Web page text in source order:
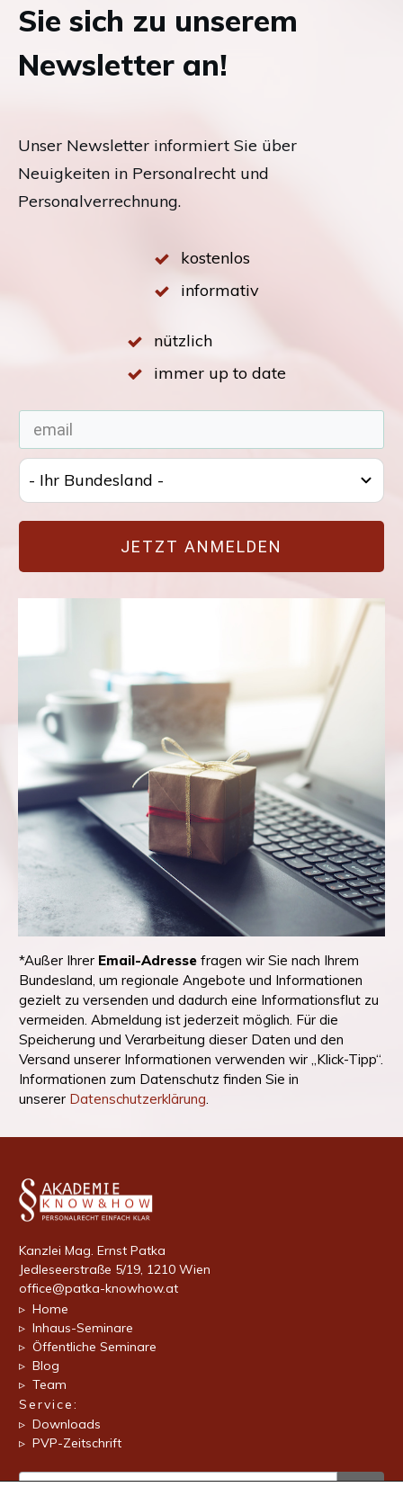
Sie sich zu unserem
Newsletter an!
Unser Newsletter informiert Sie über
Neuigkeiten in Personalrecht und
Personalverrechnung.
kostenlos
informativ
nützlich
immer up to date
- Ihr Bundesland -
JETZT ANMELDEN
*Außer Ihrer Email-Adresse fragen wir Sie nach Ihrem
Bundesland, um regionale Angebote und Informationen
gezielt zu versenden und dadurch eine Informationsflut zu
vermeiden. Abmeldung ist jederzeit möglich. Für die
Speicherung und Verarbeitung dieser Daten und den
Versand unserer Informationen verwenden wir „Klick-Tipp“.
Informationen zum Datenschutz finden Sie in
unserer Datenschutzerklärung
Kanzlei Mag. Ernst Patka
Jedleseerstraße 5/19, 1210 Wien
office@patka-knowhow.at
▹ Home
▹ Inhaus-Seminare
▹ Öffentliche Seminare
▹ Blog
▹ Team
Service:
▹ Downloads
▹ PVP-Zeitschrift